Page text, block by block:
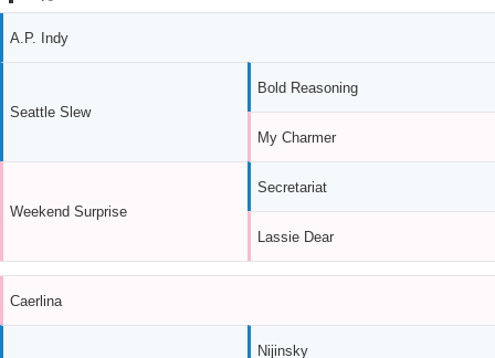
A.P. Indy
Seattle Slew
Weekend Surprise
Bold Reasoning
My Charmer
Secretariat
Lassie Dear
Caerlina
Nijinsky